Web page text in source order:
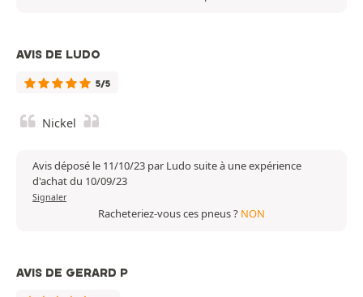
AVIS DE LUDO
5/5
Nickel
Avis déposé le 11/10/23 par Ludo suite à une expérience
d'achat du 10/09/23
Signaler
Racheteriez-vous ces pneus ? NON
AVIS DE GERARD P